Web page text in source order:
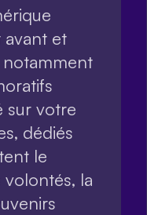
et
notamment
sur votre
dédiés
le
la